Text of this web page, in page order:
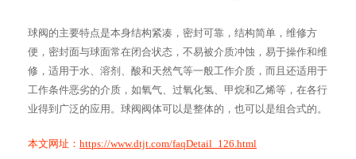
球阀的主要特点是本身结构紧凑，密封可靠，结构简单，维修方
便，密封面与球面常在闭合状态，不易被介质冲蚀，易于操作和维
修，适用于水、溶剂、酸和天然气等一般工作介质，而且还适用于
工作条件恶劣的介质，如氧气、过氧化氢、甲烷和乙烯等，在各行
业得到广泛的应用。球阀阀体可以是整体的，也可以是组合式的。
本文网址： https://www.dtjt.com/faqDetail_126.html